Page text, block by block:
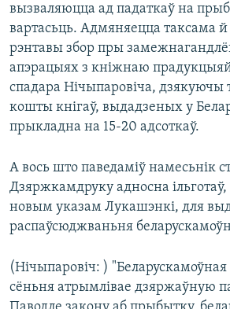
вызваляюцца ад падаткаў на
вартасьць. Адмяняецца таксама
рэнтавы збор пры
апэрацыях з кніжнаю
спадара Нічыпаровіча, дзякуючы
кошты кнігаў, выдадзеных у
прыкладна на 15-20 адсоткаў.
А вось што паведаміў намесьнік
Дзяржкамдруку адносна ільготаў,
новым указам Лукашэнкі, для
распаўсюджваньня
(Нічыпаровіч: ) "Беларускамоўная
сёньня атрымлівае дзяржаўную